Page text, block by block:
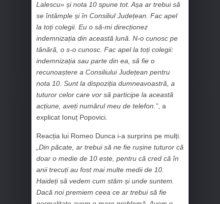
Lalescu» și nota 10 spune tot. Așa ar trebui să
se întâmple și în Consiliul Județean. Fac apel
la toți colegii. Eu o să-mi direcționez
indemnizația din această lună. N-o cunosc pe
tânără, o s-o cunosc. Fac apel la toți colegii:
indemnizația sau parte din ea, să fie o
recunoaștere a Consiliului Județean pentru
nota 10. Sunt la dispoziția dumneavoastră, a
tuturor celor care vor să participe la această
acțiune, aveți numărul meu de telefon.” , a
explicat Ionuț Popovici.
Reacția lui Romeo Dunca i-a surprins pe mulți.
„Din păcate, ar trebui să ne fie rușine tuturor că
doar o medie de 10 este, pentru că cred că în
anii trecuți au fost mai multe medii de 10.
Haideți să vedem cum stăm și unde suntem.
Dacă noi premiem ceea ce ar trebui să fie